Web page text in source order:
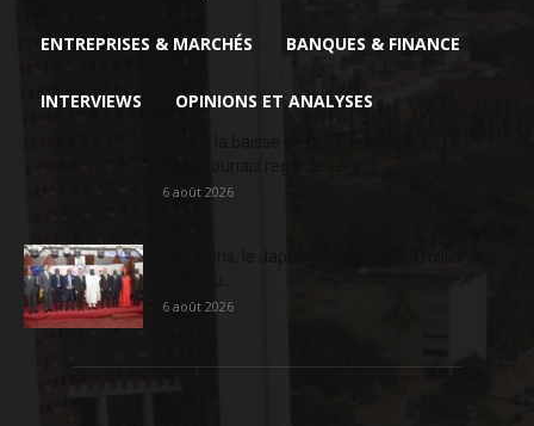
ENTREPRISES & MARCHÉS BANQUES & FINANCE
INTERVIEWS OPINIONS ET ANALYSES
6 août 2026
6 août 2026